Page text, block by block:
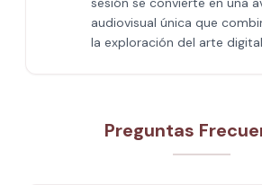
audiovisual única que
la exploración del arte
Preguntas